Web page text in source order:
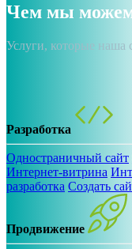
Чем мы
Услуги, которые наша
Разработка
Одностраничный сайт
Интернет-витрина
разработка Создать
Продвижение